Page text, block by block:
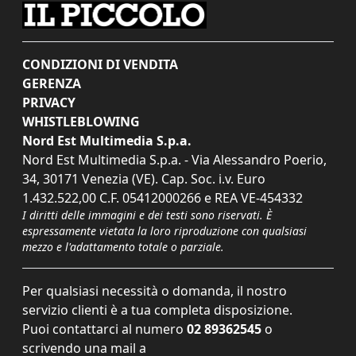
CONDIZIONI DI VENDITA
GERENZA
PRIVACY
WHISTLEBLOWING
Nord Est Multimedia S.p.a.
Nord Est Multimedia S.p.a. - Via Alessandro Poerio,
34, 30171 Venezia (VE). Cap. Soc. i.v. Euro
1.432.522,00 C.F. 05412000266 e REA VE-454332
I diritti delle immagini e dei testi sono riservati. È
espressamente vietata la loro riproduzione con qualsiasi
mezzo e l'adattamento totale o parziale.
Per qualsiasi necessità o domanda, il nostro
servizio clienti è a tua completa disposizione.
Puoi contattarci al numero 02 89362545 o
scrivendo una mail a